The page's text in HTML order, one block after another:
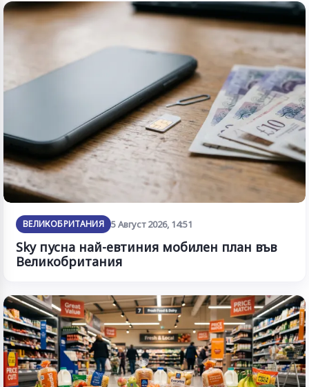
ВЕЛИКОБРИТАНИЯ 5 Август 2026, 14:51
Sky пусна най-евтиния мобилен план във
Великобритания